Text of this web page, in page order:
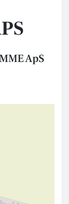
ApS